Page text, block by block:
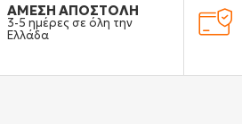
ΑΜΕΣΗ ΑΠΟΣΤΟΛΗ
3-5 ημέρες σε όλη την
Ελλάδα